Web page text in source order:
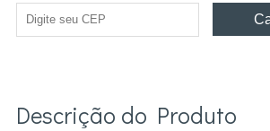
Descrição do Produto